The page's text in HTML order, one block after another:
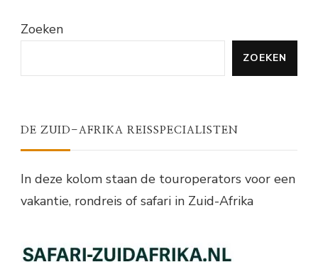
Zoeken
ZOEKEN
DE ZUID-AFRIKA REISSPECIALISTEN
In deze kolom staan de touroperators voor een
vakantie, rondreis of safari in Zuid-Afrika